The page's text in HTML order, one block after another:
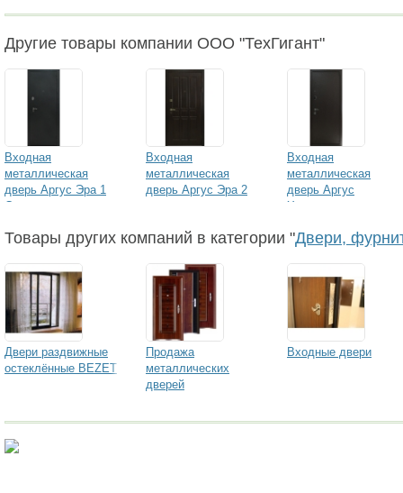
Другие товары компании ООО "ТехГигант"
Входная
металлическая
дверь Аргус Эра 1
Серебро
Входная
металлическая
дверь Аргус Эра 2
Входная
металлическая
дверь Аргус
Хамелеон
Товары других компаний в категории "Двери,
Двери раздвижные
остеклённые BEZET
Продажа
металлических
дверей
Входные двери